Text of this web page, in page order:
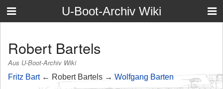
U-Boot-Archiv Wiki
Robert Bartels
Aus U-Boot-Archiv Wiki
Fritz Bart← Robert Bartels → Wolfgang Barten